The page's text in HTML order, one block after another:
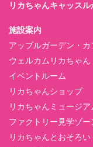
リカちゃんキャッス
施設案内
アップルガーデン・カ
ウェルカムリカちゃん
イベントルーム
リカちゃんショップ
リカちゃんミュージ
ファクトリー見学ゾー
リカちゃんとおそろ